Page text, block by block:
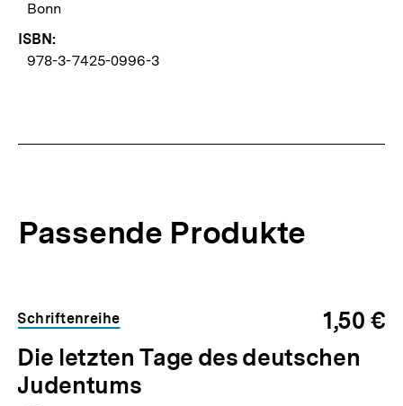
Bonn
ISBN:
978-3-7425-0996-3
Passende Produkte
Schriftenreihe
1,50 €
Die letzten Tage des deutschen
Judentums